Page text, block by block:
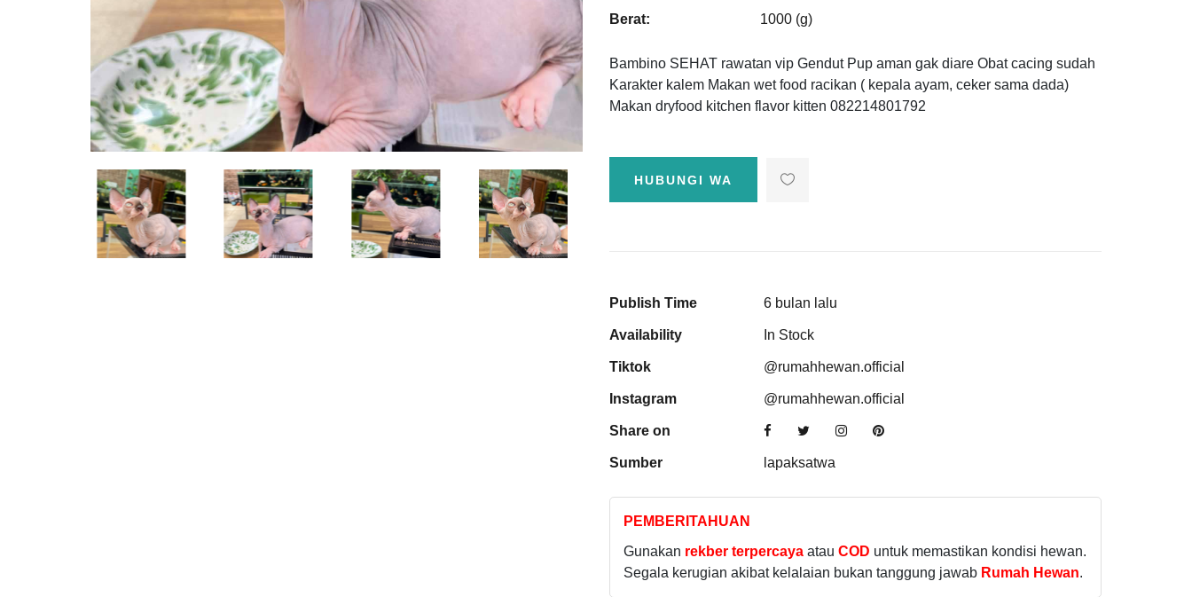
Berat: 1000 (g)
Bambino SEHAT rawatan vip Gendut Pup aman gak diare Obat cacing sudah
Karakter kalem Makan wet food racikan ( kepala ayam, ceker sama dada)
Makan dryfood kitchen flavor kitten 082214801792
HUBUNGI WA
Publish Time 6 bulan lalu
Availability In Stock
Tiktok @rumahhewan.official
Instagram @rumahhewan.official
Share on
Sumber lapaksatwa
PEMBERITAHUAN
Gunakan rekber terpercaya atau COD untuk memastikan kondisi hewan.
Segala kerugian akibat kelalaian bukan tanggung jawab Rumah Hewan.